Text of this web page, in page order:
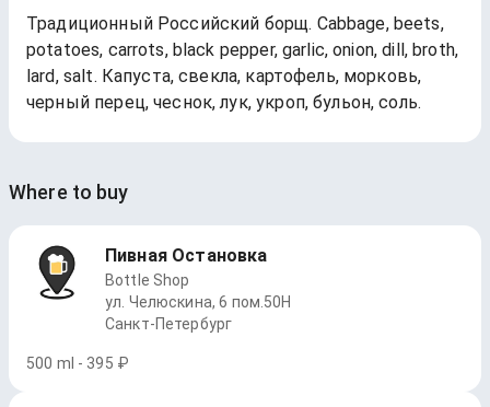
Традиционный Российский борщ. Cabbage, beets,
potatoes, carrots, black pepper, garlic, onion, dill, broth,
lard, salt. Капуста, свекла, картофель, морковь,
черный перец, чеснок, лук, укроп, бульон, соль.
Where to buy
Пивная Остановка
Bottle Shop
ул. Челюскина, 6 пом.50Н
Санкт-Петербург
500 ml - 395 ₽